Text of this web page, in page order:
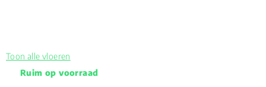
Toon alle vloeren
Ruim op voorraad